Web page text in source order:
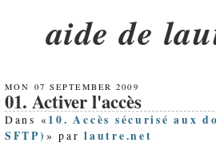
aide de
MON 07 SEPTEMBER 2009
01. Activer l'accès
Dans «10. Accès sécurisé aux
SFTP) » parlautre.net